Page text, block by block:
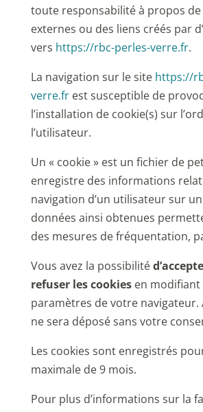
toute responsabilité à propos de
externes ou des liens créés par
vers https://rbc-perles-verre.fr.
La navigation sur le site https://
verre.fr est susceptible de
l’installation de cookie(s) sur
l’utilisateur.
Un « cookie » est un fichier de
enregistre des informations
navigation d’un utilisateur sur
données ainsi obtenues
des mesures de fréquentation,
Vous avez la possibilité
refuser les cookies en modifiant
paramètres de votre navigateur.
ne sera déposé sans votre
Les cookies sont enregistrés
maximale de 9 mois.
Pour plus d’informations sur la